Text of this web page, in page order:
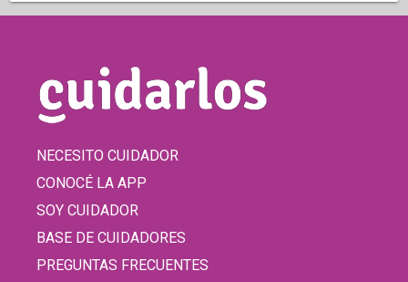
NECESITO CUIDADOR
CONOCÉ LA APP
SOY CUIDADOR
BASE DE CUIDADORES
PREGUNTAS FRECUENTES